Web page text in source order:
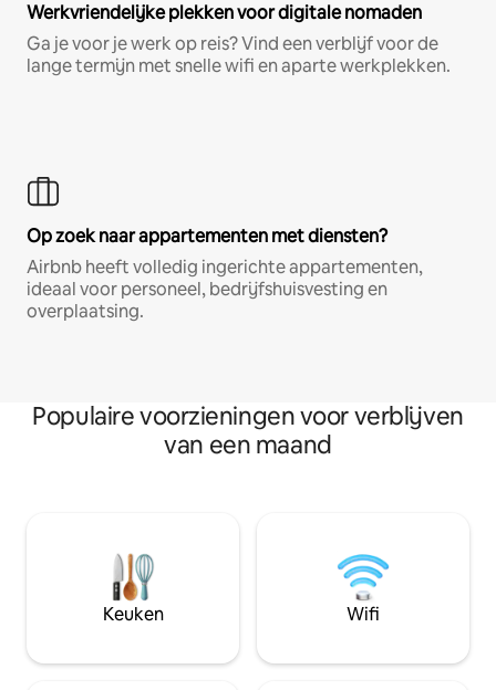
Werkvriendelijke plekken voor digitale nomaden
Ga je voor je werk op reis? Vind een verblijf voor de
lange termijn met snelle wifi en aparte werkplekken.
Op zoek naar appartementen met diensten?
Airbnb heeft volledig ingerichte appartementen,
ideaal voor personeel, bedrijfshuisvesting en
overplaatsing.
Populaire voorzieningen voor verblijven
van een maand
Keuken Wifi